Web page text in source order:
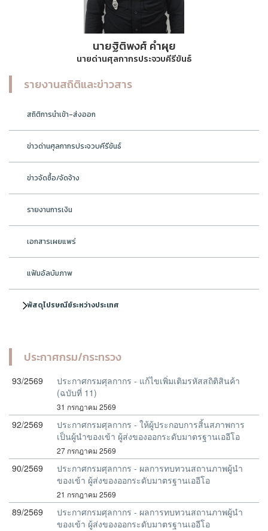
นายฐิติพงศ์ คำผุย
นายด่านศุลกากรประจวบคีรีขันธ์
รายงานสถิติและข่าวสาร
สถิติการนำเข้า-ส่งออก
ข่าวด่านศุลกากรประจวบคีรีขันธ์
ข่าวจัดซื้อ/จัดจ้าง
รายงานการเงิน
เอกสารเผยแพร่
แฟ้มอัลบัมภาพ
พัสดุไปรษณีย์ระหว่างประเทศ
ประกาศกรม/กระทรวง
93/2569
ประกาศกรมศุลกากร - แก้ไขเพิ่มเติมรหัสสถิติสินค้า
(ฉบับที่ 11)
31 กรกฎาคม 2569
92/2569
ประกาศกรมศุลกากร - ให้ผู้ประกอบการสิ้นสภาพการ
เป็นผู้นำของเข้า ผู้ส่งของออกระดับมาตรฐานเออีโอ
27 กรกฎาคม 2569
90/2569
ประกาศกรมศุลกากร - ผลการทบทวนสถานภาพผู้นำ
ของเข้า ผู้ส่งของออกระดับมาตรฐานเออีโอ
21 กรกฎาคม 2569
89/2569
ประกาศกรมศุลกากร - ผลการทบทวนสถานภาพผู้นำ
ของเข้า ผู้ส่งของออกระดับมาตรฐานเออีโอ